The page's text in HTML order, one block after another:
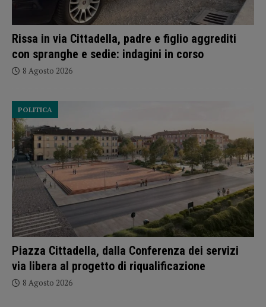
Rissa in via Cittadella, padre e figlio aggrediti
con spranghe e sedie: indagini in corso
8 Agosto 2026
Piazza Cittadella, dalla Conferenza dei servizi
via libera al progetto di riqualificazione
POLITICA
8 Agosto 2026